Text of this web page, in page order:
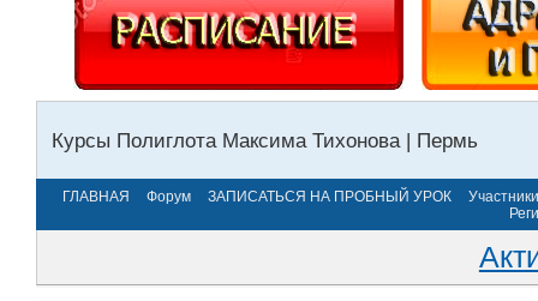
Курсы Полиглота Максима Тихонова | Пермь
ГЛАВНАЯ Форум ЗАПИСАТЬСЯ НА ПРОБНЫЙ УРОК
Участники